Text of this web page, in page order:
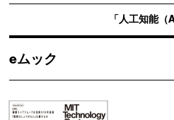
「人工知能
eムック